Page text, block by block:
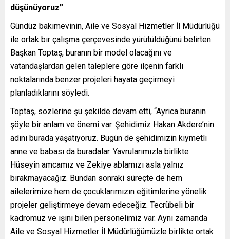
düşünüyoruz”
Gündüz bakımevinin, Aile ve Sosyal Hizmetler İl Müdürlüğü
ile ortak bir çalışma çerçevesinde yürütüldüğünü belirten
Başkan Toptaş, buranın bir model olacağını ve
vatandaşlardan gelen taleplere göre ilçenin farklı
noktalarında benzer projeleri hayata geçirmeyi
planladıklarını söyledi.
Toptaş, sözlerine şu şekilde devam etti, “Ayrıca buranın
şöyle bir anlam ve önemi var. Şehidimiz Hakan Akdere’nin
adını burada yaşatıyoruz. Bugün de şehidimizin kıymetli
anne ve babası da buradalar. Yavrularımızla birlikte
Hüseyin amcamız ve Zekiye ablamızı asla yalnız
bırakmayacağız. Bundan sonraki süreçte de hem
ailelerimize hem de çocuklarımızın eğitimlerine yönelik
projeler geliştirmeye devam edeceğiz. Tecrübeli bir
kadromuz ve işini bilen personelimiz var. Aynı zamanda
Aile ve Sosyal Hizmetler İl Müdürlüğümüzle birlikte ortak